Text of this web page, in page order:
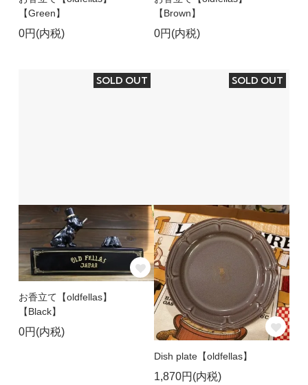
【Green】
0円(内税)
【Brown】
0円(内税)
SOLD OUT
お香立て【oldfellas】
【Black】
0円(内税)
SOLD OUT
Dish plate【oldfellas】
1,870円(内税)